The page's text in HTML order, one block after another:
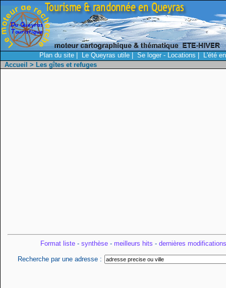
Plan du site Le Queyras utile Se loger - Locations
L'été
Accueil > Les gîtes et refuges
Format liste -synthèse -meilleurs hits -dernières
Recherche par une adresse :